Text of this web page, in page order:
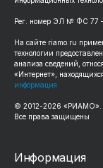
Рег. номер ЭЛ № ФС 77
На сайте riamo.ru
технологии
анализа сведений,
«Интернет»,
информация
© 2012-2026 «РИАМО».
Все права защищены
Информация